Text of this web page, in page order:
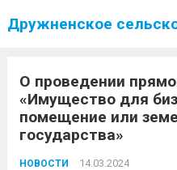
Дружненское
О проведении
«Имущество для
помещение или
государства»
НОВОСТИ 14.03.2024